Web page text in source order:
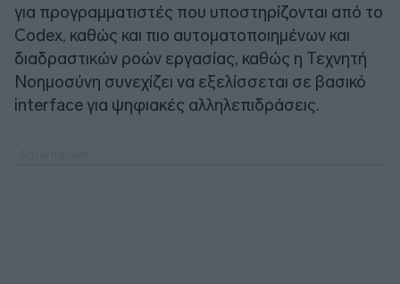
για προγραμματιστές που υποστηρίζονται από το
Codex, καθώς και πιο αυτοματοποιημένων και
διαδραστικών ροών εργασίας, καθώς η Τεχνητή
Νοημοσύνη συνεχίζει να εξελίσσεται σε βασικό
interface για ψηφιακές αλληλεπιδράσεις.